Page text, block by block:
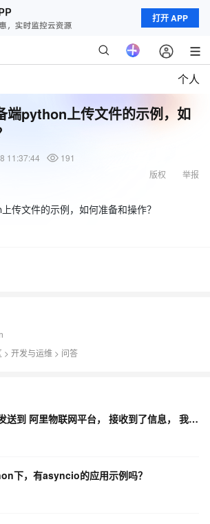
打开 APP
个人
端python上传文件的示例，如
11:37:44
191
举报
版权
传文件的示例，如何准备和操作？
> 开发与运维 > 问答
pcl设备 已经将数据发送到 阿里物联网平台， 接收到了信息， 我怎么操作 可以 通过python
下，有asyncio的应用示例吗？